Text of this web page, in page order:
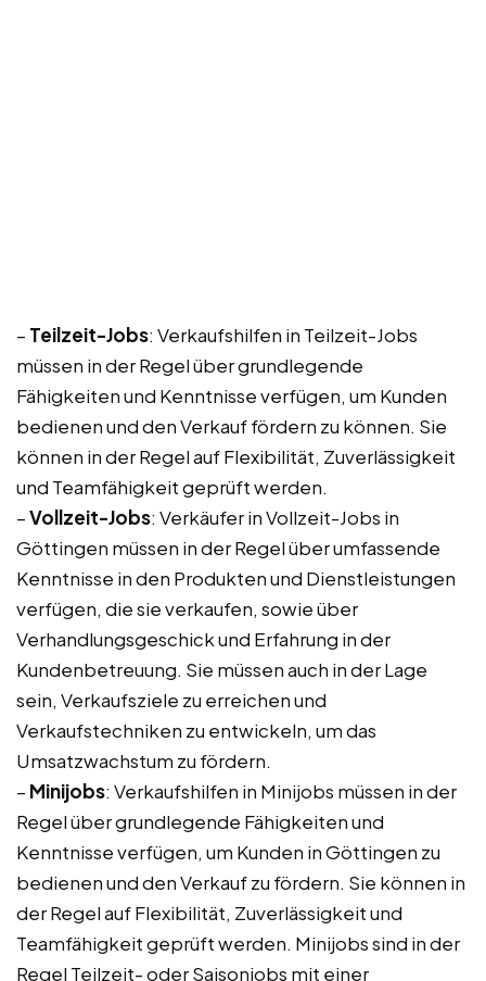
– Teilzeit-Jobs: Verkaufshilfen in Teilzeit-Jobs
müssen in der Regel über grundlegende
Fähigkeiten und Kenntnisse verfügen, um Kunden
bedienen und den Verkauf fördern zu können. Sie
können in der Regel auf Flexibilität, Zuverlässigkeit
und Teamfähigkeit geprüft werden.
–Vollzeit-Jobs: Verkäufer in Vollzeit-Jobs in
Göttingen müssen in der Regel über umfassende
Kenntnisse in den Produkten und Dienstleistungen
verfügen, die sie verkaufen, sowie über
Verhandlungsgeschick und Erfahrung in der
Kundenbetreuung. Sie müssen auch in der Lage
sein, Verkaufsziele zu erreichen und
Verkaufstechniken zu entwickeln, um das
Umsatzwachstum zu fördern.
– Minijobs: Verkaufshilfen in Minijobs müssen in der
Regel über grundlegende Fähigkeiten und
Kenntnisse verfügen, um Kunden in Göttingen zu
bedienen und den Verkauf zu fördern. Sie können in
der Regel auf Flexibilität, Zuverlässigkeit und
Teamfähigkeit geprüft werden. Minijobs sind in der
Regel Teilzeit- oder Saisonjobs mit einer